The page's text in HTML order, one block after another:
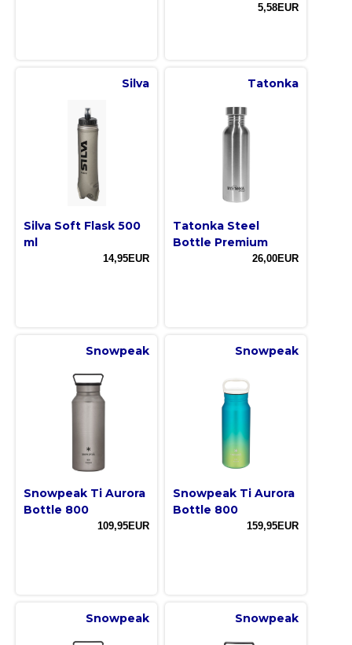
5,58EUR
Silva
Silva Soft Flask 500
ml
14,95EUR
Tatonka
Tatonka Steel
Bottle Premium
26,00EUR
Snowpeak
Snowpeak Ti Aurora
Bottle 800
109,95EUR
Snowpeak
Snowpeak Ti Aurora
Bottle 800
159,95EUR
Snowpeak Snowpeak